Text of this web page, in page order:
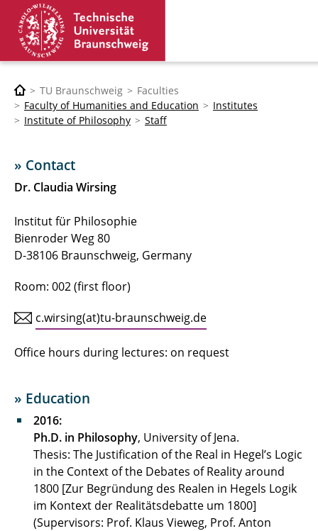
TU Braunschweig
Faculties
Faculty of Humanities and Education
Institutes
Institute of Philosophy
Staff
» Contact
Dr. Claudia Wirsing
Institut für Philosophie
Bienroder Weg 80
D-38106 Braunschweig, Germany
Room: 002 (first floor)
c.wirsing(at)tu-braunschweig.de
Office hours during lectures: on request
» Education
2016:
Ph.D. in Philosophy, University of Jena.
Thesis: The Justification of the Real in Hegel’s Logic
in the Context of the Debates of Reality around
1800 [Zur Begründung des Realen in Hegels Logik
im Kontext der Realitätsdebatte um 1800]
(Supervisors: Prof. Klaus Vieweg, Prof. Anton